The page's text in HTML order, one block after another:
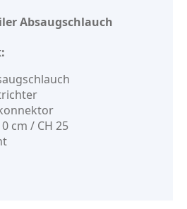
Absaugschlauch
cm / CH 25